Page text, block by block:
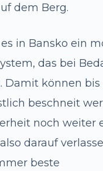
dem Berg.
in Bansko ein
das bei
Damit können bis
beschneit
noch weiter
darauf
beste